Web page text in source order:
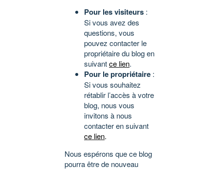
Pour les visiteurs :
Si vous avez des
questions, vous
pouvez contacter le
propriétaire du blog en
suivantce lien.
Pour le propriétaire :
Si vous souhaitez
rétablir l’accès à votre
blog, nous vous
invitons à nous
contacter en suivant
ce lien.
Nous espérons que ce blog
pourra être de nouveau